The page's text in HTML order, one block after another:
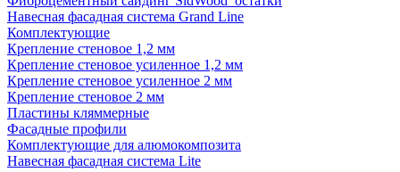
Навесная фасадная система Grand Line
Комплектующие
Крепление стеновое 1,2 мм
Крепление стеновое усиленное 1,2 мм
Крепление стеновое усиленное 2 мм
Крепление стеновое 2 мм
Пластины кляммерные
Фасадные профили
Комплектующие для алюмокомпозита
Навесная фасадная система Lite